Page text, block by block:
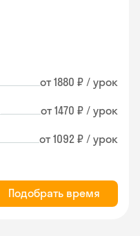
от 1880 ₽ / урок
от 1470 ₽ / урок
от 1092 ₽ / урок
Подобрать время